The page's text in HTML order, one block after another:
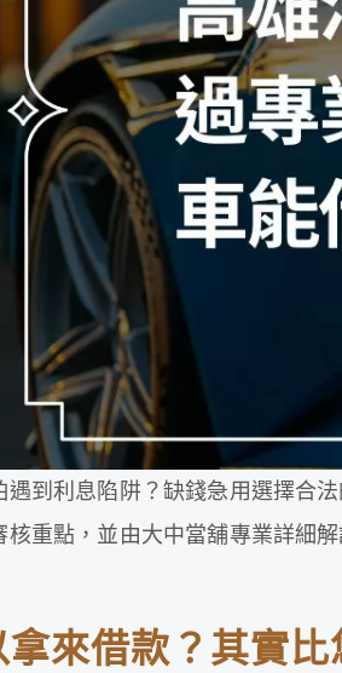
遇到利息陷阱？缺錢急用選擇合
核重點，並由大中當舖專業詳細
來借款？其實比